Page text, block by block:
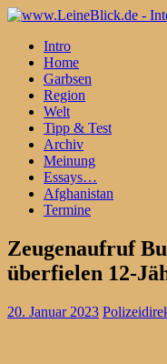
Intro
Home
Garbsen
Region
Welt
Tipp & Test
Archiv
Meinung
Essays…
Afghanistan
Termine
Zeugenaufruf
überfielen 12-
20. Januar 2023